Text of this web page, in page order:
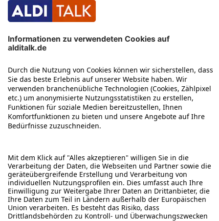
ÜBER DIESE SEITE
ALDI TALK WEBSHOP
ALDI TALK MOBILFUNK